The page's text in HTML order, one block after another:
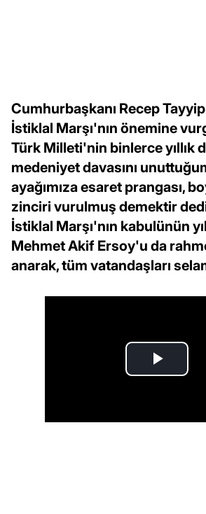
Cumhurbaşkanı Recep
İstiklal Marşı'nın önemine
Türk Milleti'nin binlerce yıllık
medeniyet davasını
ayağımıza esaret prangası,
zinciri vurulmuş demektir
İstiklal Marşı'nın kabulünün
Mehmet Akif Ersoy'u da
anarak, tüm vatandaşları